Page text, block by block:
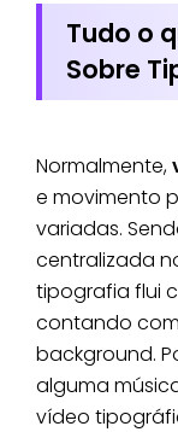
Tudo o
Sobre
Normalmente,
e movimento
variadas.
centralizada
tipografia flui
contando
background.
alguma
vídeo